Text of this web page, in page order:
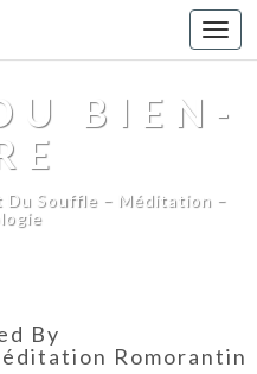
BIEN-
Du Souffle – Méditation –
By
Romorantin